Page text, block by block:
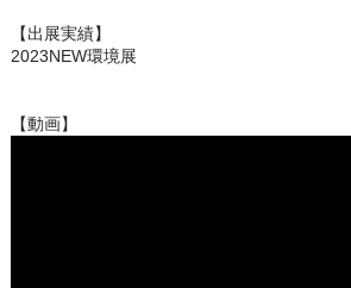
【出展実績】
2023NEW環境展
【動画】